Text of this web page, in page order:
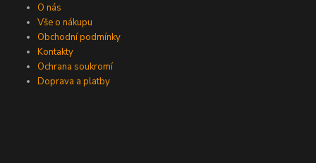
O nás
Vše o nákupu
Obchodní podmínky
Kontakty
Ochrana soukromí
Doprava a platby